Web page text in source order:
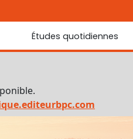
Études quotidiennes